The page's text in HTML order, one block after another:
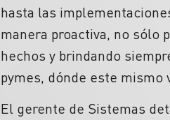
hasta las
manera proactiva, no sólo
hechos y brindando
pymes, dónde este mismo
El gerente de Sistemas